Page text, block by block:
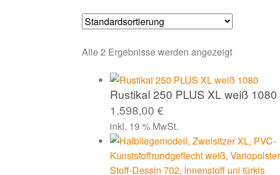
Alle 2 Ergebnisse werden angezeigt
Rustikal 250 PLUS XL weiß 1080
1.598,00€
inkl. 19 % MwSt.